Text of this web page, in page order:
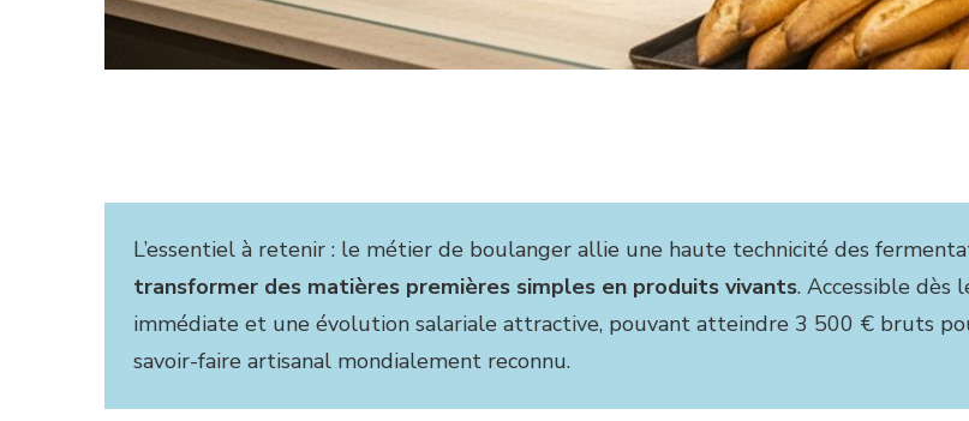
L’essentiel à retenir : le métier de boulanger allie une haute technicité des
transformer des matières premières simples en produits vivants. Accessible dès
immédiate et une évolution salariale attractive, pouvant atteindre 3 500 € bruts
savoir-faire artisanal mondialement reconnu.